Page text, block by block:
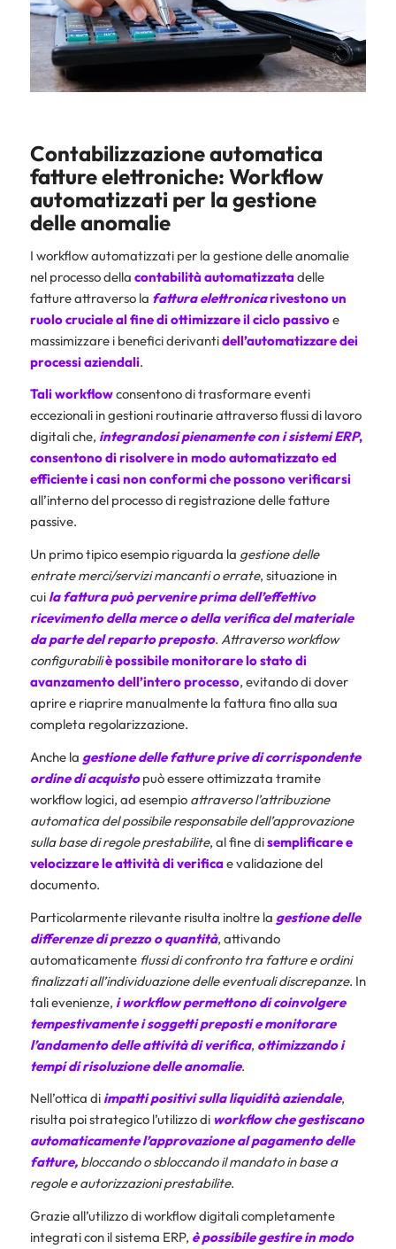
Contabilizzazione automatica
fatture elettroniche: Workflow
automatizzati per la gestione
delle anomalie
I workflow automatizzati per la gestione delle anomalie
nel processo della contabilità automatizzatadelle
fatture attraverso la fattura elettronicarivestono un
ruolo cruciale al fine di ottimizzare il ciclo passivoe
massimizzare i benefici derivantidell’automatizzare dei
processi aziendali.
Tali workflowconsentono di trasformare eventi
eccezionali in gestioni routinarie attraverso flussi di lavoro
digitali che, integrandosi pienamente con i sistemi ERP,
consentono di risolvere in modo automatizzato ed
efficiente i casi non conformi che possono verificarsi
all’interno del processo di registrazione delle fatture
passive.
Un primo tipico esempio riguarda la gestione delle
entrate merci/servizi mancanti o errate, situazione in
cui la fattura può pervenire prima dell’effettivo
ricevimento della merce o della verifica del materiale
da parte del reparto preposto. Attraverso workflow
configurabiliè possibile monitorare lo stato di
avanzamento dell’intero processo, evitando di dover
aprire e riaprire manualmente la fattura fino alla sua
completa regolarizzazione.
Anche la gestione delle fatture prive di corrispondente
ordine di acquistopuò essere ottimizzata tramite
workflow logici, ad esempio attraverso l’attribuzione
automatica del possibile responsabile dell’approvazione
sulla base di regole prestabilite, al fine disemplificare e
velocizzare le attività di verificae validazione del
documento.
Particolarmente rilevante risulta inoltre la gestione delle
differenze di prezzo o quantità, attivando
automaticamente flussi di confronto tra fatture e ordini
finalizzati all’individuazione delle eventuali discrepanze. In
tali evenienze, i workflow permettono di coinvolgere
tempestivamente i soggetti preposti e monitorare
l’andamento delle attività di verifica, ottimizzando i
tempi di risoluzione delle anomalie.
Nell’ottica di impatti positivi sulla liquidità aziendale,
risulta poi strategico l’utilizzo di workflow che gestiscano
automaticamente l’approvazione al pagamento delle
fatture, bloccando o sbloccando il mandato in base a
regole e autorizzazioni prestabilite.
Grazie all’utilizzo di workflow digitali completamente
integrati con il sistema ERP, è possibile gestire in modo